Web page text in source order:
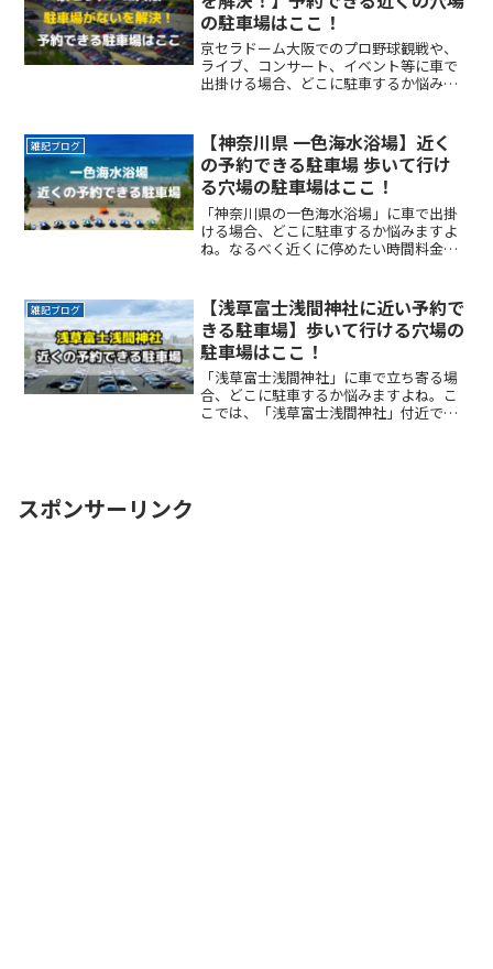
の駐車場はここ！
京セラドーム大阪でのプロ野球観戦や、
ライブ、コンサート、イベント等に車で
出掛ける場合、どこに駐車するか悩みま
場を探すのに時間をかけたくない自由に
入出庫がしたい帰りは渋滞ReadMore...
雑記ブログ
【神奈川県 一色海水浴場】近く
の予約できる駐車場 歩いて行け
る穴場の駐車場はここ！
「神奈川県の一色海水浴場」に車で出掛
ける場合、どこに駐車するか悩みますよ
ね。なるべく近くに停めたい時間料金を
帰りは渋滞を避けてスムーズに帰りたい
ここでは、「神奈川県の一ReadMore...
雑記ブログ
【浅草富士浅間神社に近い予約で
きる駐車場】歩いて行ける穴場の
駐車場はここ！
「浅草富士浅間神社」に車で立ち寄る場
合、どこに駐車するか悩みますよね。こ
こでは、「浅草富士浅間神社」付近でお
スポンサーリンク